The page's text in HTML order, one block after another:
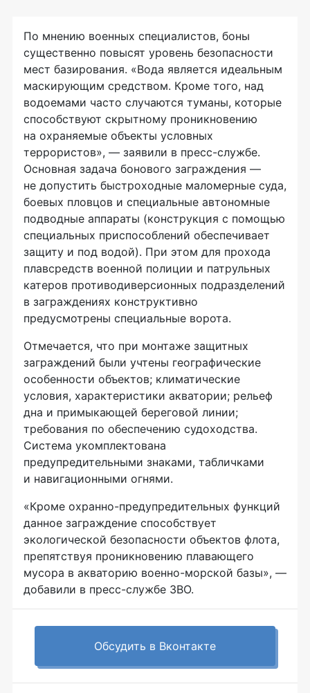
По мнению военных специалистов, боны
существенно повысят уровень безопасности
мест базирования. «Вода является идеальным
маскирующим средством. Кроме того, над
водоемами часто случаются туманы, которые
способствуют скрытному проникновению
на охраняемые объекты условных
террористов», — заявили в пресс-службе.
Основная задача бонового заграждения —
не допустить быстроходные маломерные суда,
боевых пловцов и специальные автономные
подводные аппараты (конструкция с помощью
специальных приспособлений обеспечивает
защиту и под водой). При этом для прохода
плавсредств военной полиции и патрульных
катеров противодиверсионных подразделений
в заграждениях конструктивно
предусмотрены специальные ворота.
Отмечается, что при монтаже защитных
заграждений были учтены географические
особенности объектов; климатические
условия, характеристики акватории; рельеф
дна и примыкающей береговой линии;
требования по обеспечению судоходства.
Система укомплектована
предупредительными знаками, табличками
и навигационными огнями.
«Кроме охранно-предупредительных функций
данное заграждение способствует
экологической безопасности объектов флота,
препятствуя проникновению плавающего
мусора в акваторию военно-морской базы», —
добавили в пресс-службе ЗВО.
Обсудить в Вконтакте